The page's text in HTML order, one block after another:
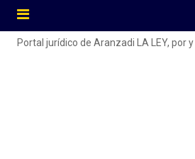
Portal jurídico de Aranzadi LA LEY, por